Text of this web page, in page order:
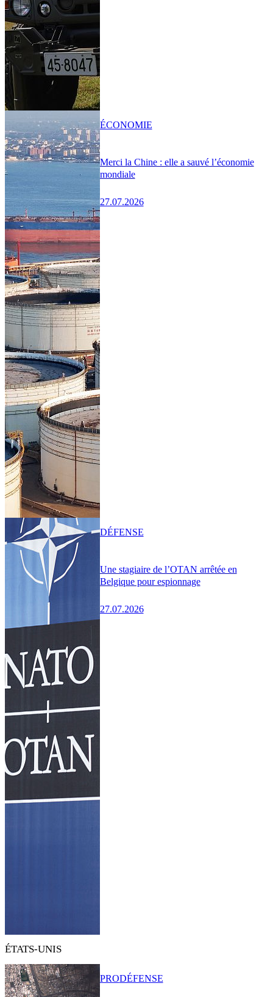
Merci la Chine : elle a sauvé l’économie
mondiale
27.07.2026
ÉCONOMIE
Une stagiaire de l’OTAN arrêtée en
Belgique pour espionnage
27.07.2026
DÉFENSE
ÉTATS-UNIS
PRODÉFENSE